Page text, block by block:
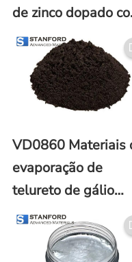
de zinco dopado
óxido de gálio
(ZnO/Ga2O3)
VD0860 Materiais
evaporação de
telureto de gálio
(GaTe)